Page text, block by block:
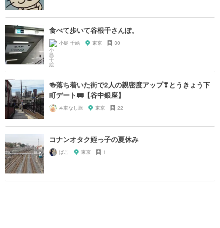
食べて歩いて谷根千さんぽ。
小島 千絵 東京 30
🍻落ち着いた街で2人の親密度アップ❣とうきょう下
町デート🚃【谷中銀座】
☀️車なし旅 東京 22
コナンオタク姪っ子の夏休み
ぱこ 東京 1